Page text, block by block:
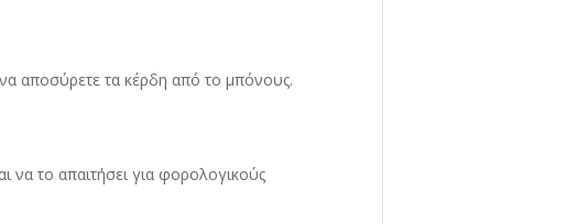
αποσύρετε τα κέρδη από το μπόνους.
το απαιτήσει για φορολογικούς